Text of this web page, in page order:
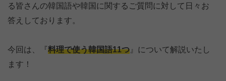
る皆さんの韓国語や韓国に関するご質問に対して日々お
答えしております。
今回は、『料理で使う韓国語11つ 』について解説いたし
ます！